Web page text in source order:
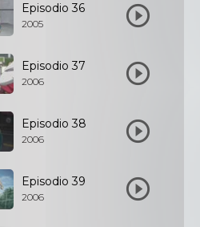
Episodio 36
2005
Episodio 37
2006
Episodio 38
2006
Episodio 39
2006